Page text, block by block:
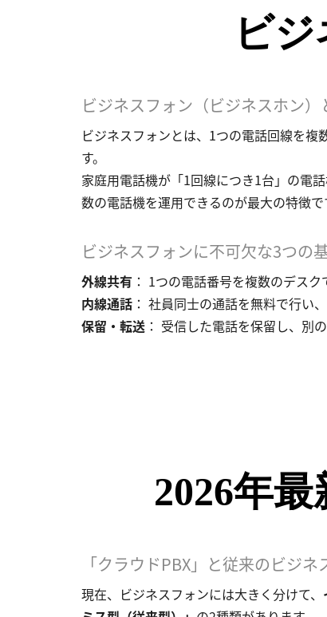
ビ
ビジネスフォン（ビジネスホン
ビジネスフォンとは、1つの電話回線を
す。
家庭用電話機が「1回線につき1台」の電
数の電話機を運用できるのが最大の特徴で
ビジネスフォンに不可欠な3つの
外線共有 ： 1つの電話番号を複数のデス
内線通話 ： 社員同士の通話を無料で行い
保留・転送 ： 受信した電話を保留し、別
2026年
「クラウドPBX」と従来のビジ
現在、ビジネスフォンには大きく分けて、